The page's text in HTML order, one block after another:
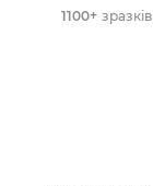
1100+